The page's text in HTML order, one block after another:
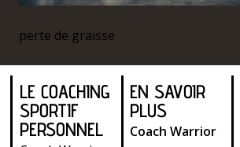
perte de graisse
LE COACHING
SPORTIF
PERSONNEL
EN SAVOIR
PLUS
Coach Warrior